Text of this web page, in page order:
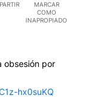
MARCAR
COMO
INAPROPIADO
obsesión por
hx0suKQ